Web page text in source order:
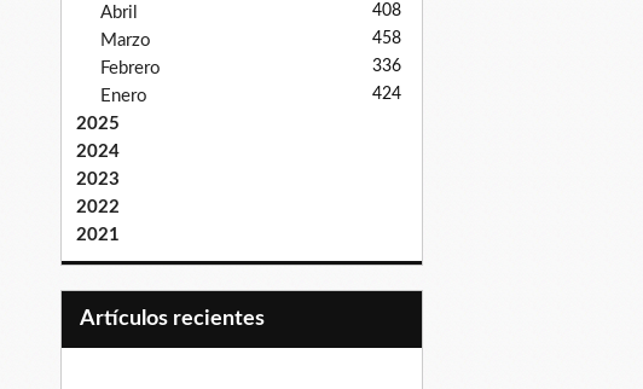
Abril 408
Marzo 458
Febrero 336
Enero 424
2025
2024
2023
2022
2021
Artículos recientes